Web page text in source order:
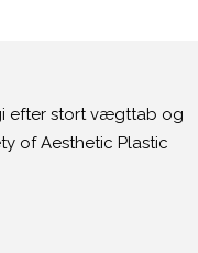
efter stort vægttab og
of Aesthetic Plastic